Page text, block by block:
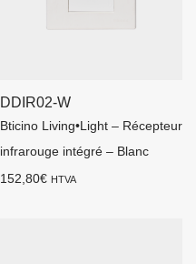
DDIR02-W
Bticino Living•Light – Récepteur
infrarouge intégré – Blanc
152,80€ HTVA